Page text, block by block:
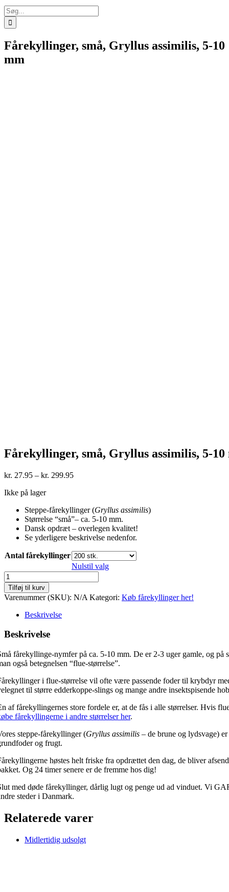
Søg
efter:
Fårekyllinger, små, Gryllus assimilis, 5-10
mm
Fårekyllinger, små, Gryllus assimilis, 5-10
kr. 27.95 – kr. 299.95Prisinterval:
Ikke på lager
Steppe-fårekyllinger (Gryllus assimilis)
Størrelse “små”– ca. 5-10 mm.
Dansk opdræt – overlegen kvalitet!
Se yderligere beskrivelse nedenfor.
Antal fårekyllinger
Nulstil valg
Fårekyllinger,
små,
Gryllus
assimilis,
mm
antal
Tilføj til kurv
Varenummer (SKU): N/A Kategori: Køb fårekyllinger her!
Beskrivelse
Beskrivelse
fårekyllinge-nymfer på ca. 5-10 mm. De er 2-3 uger gamle, og på
også betegnelsen “flue-størrelse”.
i flue-størrelse vil ofte være passende foder til krybdyr
til større edderkoppe-slings og mange andre insektspisende
af fårekyllingernes store fordele er, at de fås i alle størrelser. Hvis
fårekyllingerne i andre størrelser her.
steppe-fårekyllinger (Gryllus assimilis – de brune og lydsvage)
og frugt.
høstes helt friske fra opdrættet den dag, de bliver
Og 24 timer senere er de fremme hos dig!
med døde fårekyllinger, dårlig lugt og penge ud ad vinduet. Vi
steder i Danmark.
Relaterede varer
Midlertidig udsolgt